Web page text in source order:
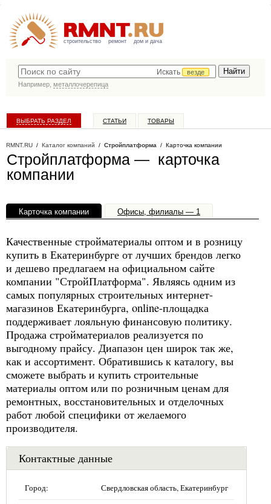
строительство ремонт дом и дача
Искать
везде
Например, металлочерепица
ВЫБРАТЬ РАЗДЕЛ СТАТЬИ ТОВАРЫ
RMNT.RU / Каталог компаний / Стройплатформа / Карточка компании
Стройплатформа — карточка
компании
Карточка компании Офисы, филиалы — 1
Качественные стройматериалы оптом и в розницу
купить в Екатеринбурге от лучших брендов легко
и дешево предлагаем на официальном сайте
компании "СтройПлатформа". Являясь одним из
самых популярных строительных интернет-
магазинов Екатеринбурга, online-площадка
поддерживает лояльную финансовую политику.
Продажа стройматериалов реализуется по
выгодному прайсу. Диапазон цен широк так же,
как и ассортимент. Обратившись к каталогу, вы
сможете выбрать и купить строительные
материалы оптом или по розничным ценам для
ремонтных, восстановительных и отделочных
работ любой специфики от желаемого
производителя.
Контактные данные
Город: Свердловская область, Екатеринбург